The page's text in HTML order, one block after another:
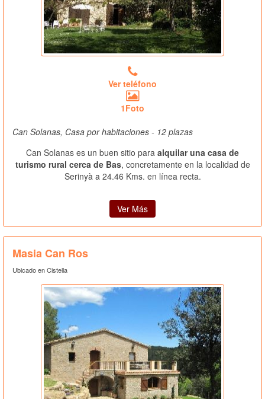
Ver teléfono
1Foto
Can Solanas, Casa por habitaciones - 12 plazas
Can Solanas es un buen sitio para alquilar una casa de
turismo rural cerca de Bas, concretamente en la localidad de
Serinyà a 24.46 Kms. en línea recta.
Ver Más
Masia Can Ros
Ubicado en Cistella